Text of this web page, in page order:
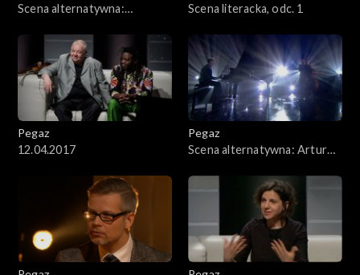
Scena alternatywna:
Scena literacka, odc. 1
Pegaz
12.04.2017
Pegaz
Scena alternatywna: Artur